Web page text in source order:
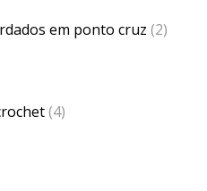
em ponto cruz (2)
(4)